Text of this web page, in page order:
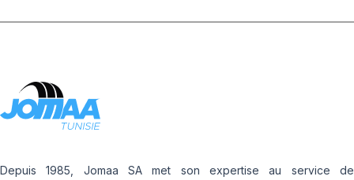
Depuis 1985, Jomaa SA met son expertise au service de